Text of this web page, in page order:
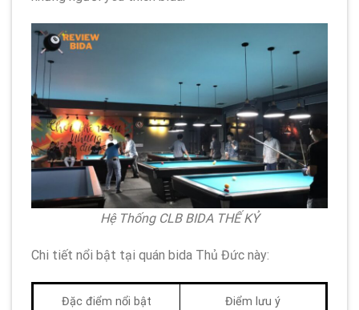
Hệ Thống CLB BIDA THẾ KỶ
Chi tiết nổi bật tại quán bida Thủ Đức này:
Đặc điểm nổi bật Điểm lưu ý